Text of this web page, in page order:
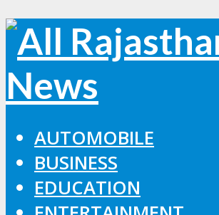
AUTOMOBILE
BUSINESS
EDUCATION